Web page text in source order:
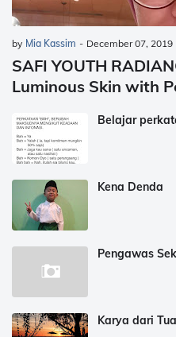
by Mia Kassim - December 07, 2019
SAFI YOUTH
Luminous Skin with
Belajar
Kena Denda
Pengawas
Karya dari